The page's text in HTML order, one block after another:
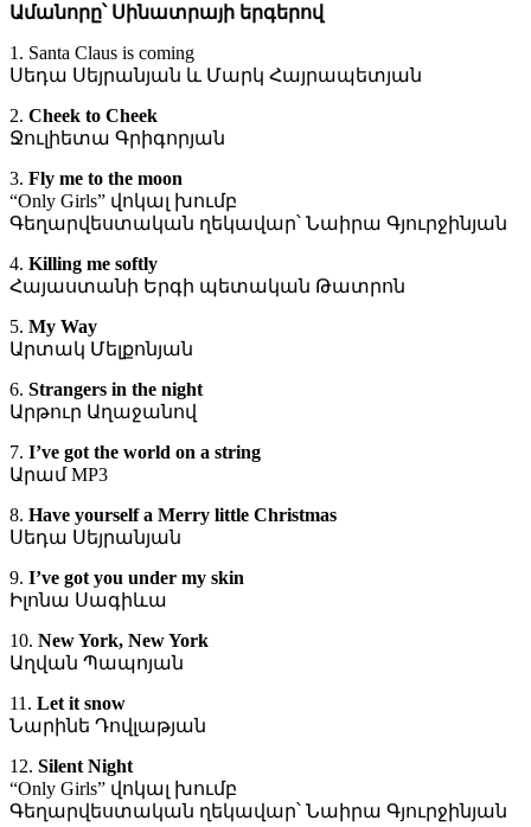
Ամանորը՝ Սինատրայի երգերով
1. Santa Claus is coming
Սեդա Սեյրանյան և Մարկ Հայրապետյան
2. Cheek to Cheek
Ջուլիետա Գրիգորյան
3. Fly me to the moon
“Only Girls” վոկալ խումբ
Գեղարվեստական ղեկավար՝ Նաիրա Գյուրջինյան
4. Killing me softly
Հայաստանի Երգի պետական Թատրոն
5. My Way
Արտակ Մելքոնյան
6. Strangers in the night
Արթուր Աղաջանով
7. I’ve got the world on a string
Արամ MP3
8. Have yourself a Merry little Christmas
Սեդա Սեյրանյան
9. I’ve got you under my skin
Իլոնա Սագիևա
10. New York, New York
Աղվան Պապոյան
11. Let it snow
Նարինե Դովլաթյան
12. Silent Night
“Only Girls” վոկալ խումբ
Գեղարվեստական ղեկավար՝ Նաիրա Գյուրջինյան